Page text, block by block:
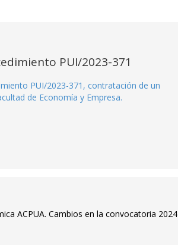
PUI/2023-371
PUI/2023-371, contratación de un
de Economía y Empresa.
ACPUA. Cambios en la convocatoria 2024